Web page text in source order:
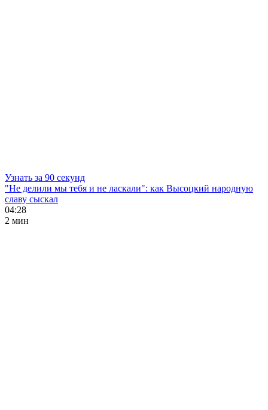
Узнать за 90 секунд
"Не делили мы тебя и не ласкали": как Высоцкий народную
славу сыскал
04:28
2 мин